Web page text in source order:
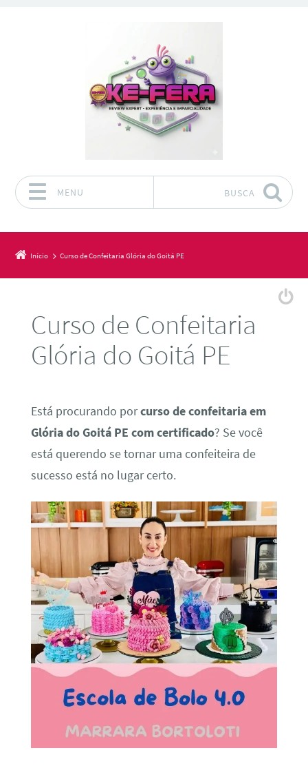
MENU BUSCA
Início Curso de Confeitaria Glória do Goitá PE
Curso de Confeitaria
Glória do Goitá PE
Está procurando porcurso de confeitaria em
Glória do Goitá PE com certificado? Se você
está querendo se tornar uma confeiteira de
sucesso está no lugar certo.